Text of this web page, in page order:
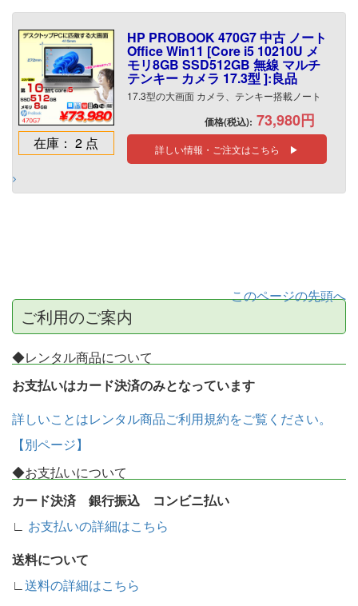
在庫： 2 点
HP PROBOOK 470G7 中古 ノート
Office Win11 [Core i5 10210U メ
モリ8GB SSD512GB 無線 マルチ
テンキー カメラ 17.3型 ]:良品
17.3型の大画面 カメラ、テンキー搭載ノート
価格(税込): 73,980円
詳しい情報・ご注文はこちら ▶
このページの先頭へ
ご利用のご案内
◆レンタル商品について
お支払いはカード決済のみとなっています
詳しいことはレンタル商品ご利用規約をご覧ください。
【別ページ】
◆お支払いについて
カード決済 銀行振込 コンビニ払い
∟ お支払いの詳細はこちら
送料について
∟送料の詳細はこちら